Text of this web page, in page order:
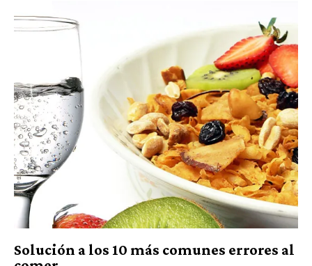
Solución a los 10 más comunes errores al